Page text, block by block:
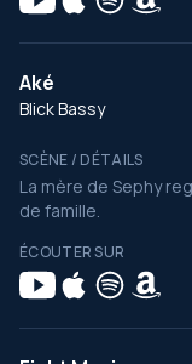
Aké
Blick Bassy
SCÈNE / DÉTAILS
La mère de Sephy
de famille.
ÉCOUTER SUR